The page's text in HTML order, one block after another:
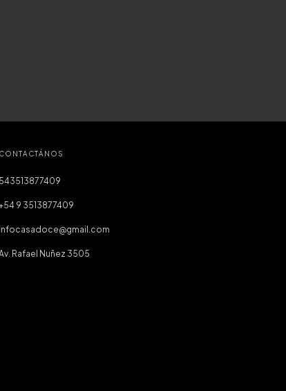
CONTACTÁNOS
543513877409
9 3513877409
infocasadoce@gmail.com
Rafael Nuñez 3505